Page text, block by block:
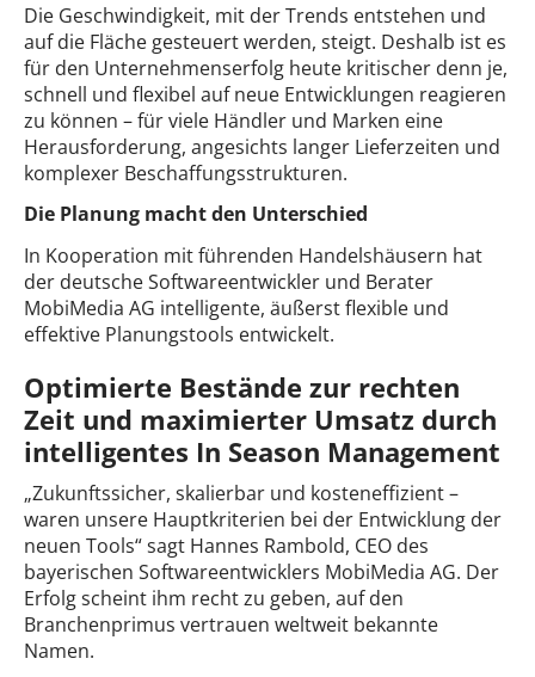
Die Geschwindigkeit, mit der Trends entstehen und
auf die Fläche gesteuert werden, steigt. Deshalb ist es
für den Unternehmenserfolg heute kritischer denn je,
schnell und flexibel auf neue Entwicklungen reagieren
zu können – für viele Händler und Marken eine
Herausforderung, angesichts langer Lieferzeiten und
komplexer Beschaffungsstrukturen.
Die Planung macht den Unterschied
In Kooperation mit führenden Handelshäusern hat
der deutsche Softwareentwickler und Berater
MobiMedia AG intelligente, äußerst flexible und
effektive Planungstools entwickelt.
Optimierte Bestände zur rechten
Zeit und maximierter Umsatz durch
intelligentes In Season Management
„Zukunftssicher, skalierbar und kosteneffizient –
waren unsere Hauptkriterien bei der Entwicklung der
neuen Tools“ sagt Hannes Rambold, CEO des
bayerischen Softwareentwicklers MobiMedia AG. Der
Erfolg scheint ihm recht zu geben, auf den
Branchenprimus vertrauen weltweit bekannte
Namen.